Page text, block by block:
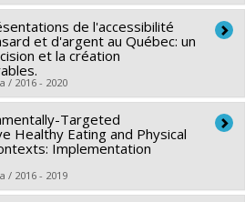
Subvention d'équipe
subventions de fonctionnement
Ouimet
de recherche en santé du
(MOP) Subvention de
subventions de fonctionnement
Masse, Marie-France Raynault
,
de recherche en santé du
de l'accessibilité
et d'argent au Québec: un
et la création
/ 2016 - 2020
Papineau
Raynault,Yan Kestens
Targeted
Healthy Eating and Physical
Implementation
/ 2016 - 2019